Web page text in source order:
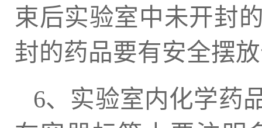
束后实验室中未开封
封的药品要有安全摆
6、实验室内化学药